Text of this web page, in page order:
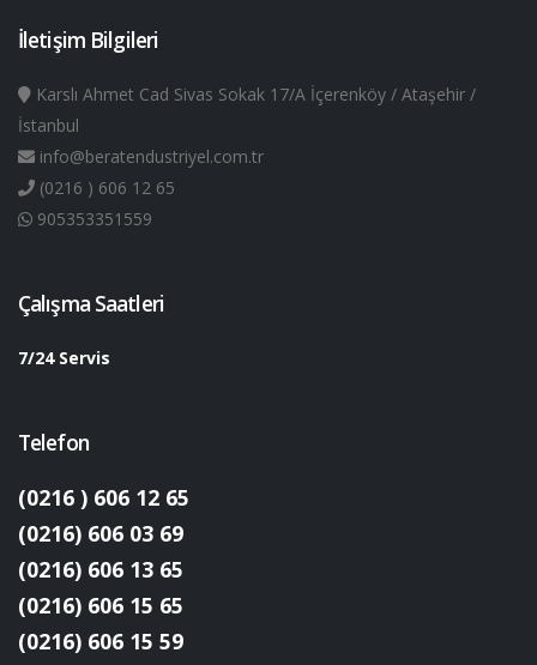
İletişim Bilgileri
Karslı Ahmet Cad Sivas Sokak 17/A İçerenköy / Ataşehir /
İstanbul
info@beratendustriyel.com.tr
(0216 ) 606 12 65
905353351559
Çalışma Saatleri
7/24 Servis
Telefon
(0216 ) 606 12 65
(0216) 606 03 69
(0216) 606 13 65
(0216) 606 15 65
(0216) 606 15 59